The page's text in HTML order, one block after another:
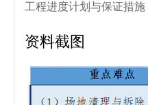
工程进度计划与保证措施
资料截图